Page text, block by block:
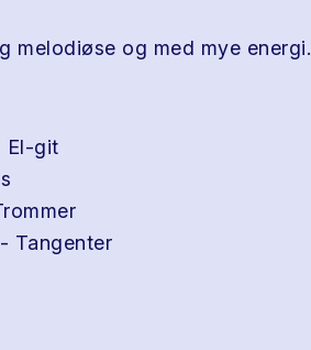
melodiøse og med mye energi.
El-git
Tangenter